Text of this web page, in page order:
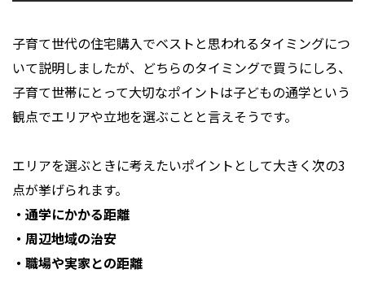
子育て世代の住宅購入でベストと思われるタイミングにつ
いて説明しましたが、どちらのタイミングで買うにしろ、
子育て世帯にとって大切なポイントは子どもの通学という
観点でエリアや立地を選ぶことと言えそうです。
エリアを選ぶときに考えたいポイントとして大きく次の3
点が挙げられます。
・通学にかかる距離
・周辺地域の治安
・職場や実家との距離